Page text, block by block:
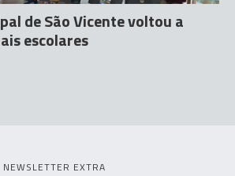
de São Vicente voltou a
escolares
NEWSLETTER EXTRA